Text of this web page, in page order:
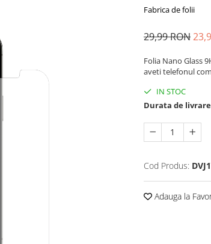
Fabrica de folii
29,99 RON
Folia Nano Glass
aveti telefonul
IN STOC
Durata de
Cod Produs:
Adauga la